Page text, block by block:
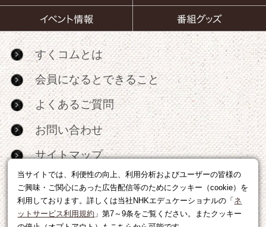
当サイトでは、利便性の向上、利用分析およびユーザーの皆様の
ご興味・ご関心にあった広告配信等のためにクッキー（cookie）を
利用しております。詳しくは当社NHKエデュケーショナルの「 ネ
ットサービス利用規約 」第7～9条をご覧ください。またクッキー
すくコムとは
会員になるとできること
よくあるご質問
お問い合わせ
サイトマップ
RSS
広告出稿・パートナーシップについて